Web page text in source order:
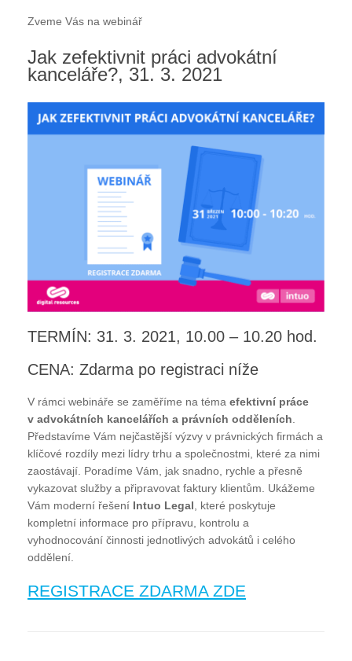
Zveme Vás na webinář
Jak zefektivnit práci advokátní
kanceláře?, 31. 3. 2021
TERMÍN: 31. 3. 2021, 10.00 – 10.20 hod.
CENA: Zdarma po registraci níže
V rámci webináře se zaměříme na téma efektivní práce
v advokátních kancelářích a právních odděleních.
Představíme Vám nejčastější výzvy v právnických firmách a
klíčové rozdíly mezi lídry trhu a společnostmi, které za nimi
zaostávají. Poradíme Vám, jak snadno, rychle a přesně
vykazovat služby a připravovat faktury klientům. Ukážeme
Vám moderní řešení Intuo Legal, které poskytuje
kompletní informace pro přípravu, kontrolu a
vyhodnocování činnosti jednotlivých advokátů i celého
oddělení.
REGISTRACE ZDARMA ZDE